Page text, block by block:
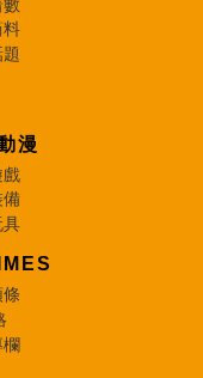
數
料
漫
戲
備
具